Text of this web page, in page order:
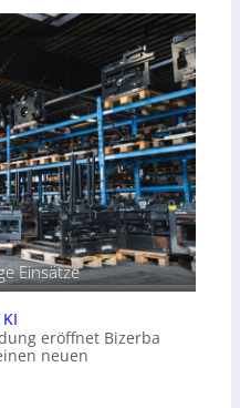
Einsätze
eröffnet Bizerba
neuen